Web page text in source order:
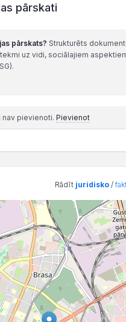
pārskati
pārskats? Strukturēts
uz vidi, sociālajiem
pievienoti. Pievienot
Rādīt juridisko /